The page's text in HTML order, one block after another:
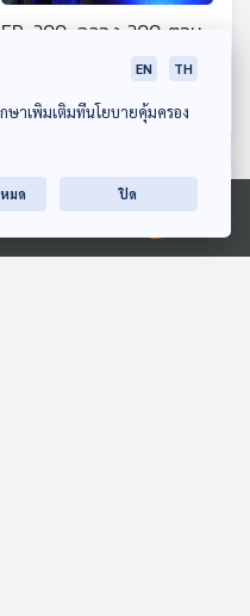
ระเทศไทย
EP. 300: ฉลอง 300 ตอน
กับคำถาม 3 หมวดที่อยาก
ให้ทุกคนมาทายกัน
EN TH
ษาเพิ่มเติมที่นโยบายคุ้มครอง
มด ปิด